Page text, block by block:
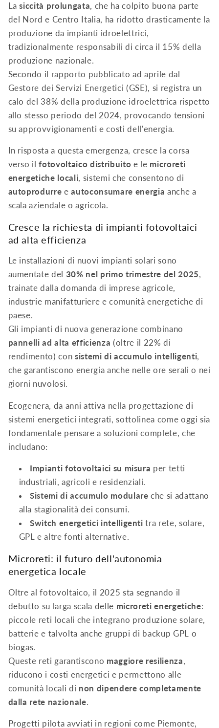
Lasiccità prolungata, che ha colpito buona parte
del Nord e Centro Italia, ha ridotto drasticamente la
produzione da impianti idroelettrici,
tradizionalmente responsabili di circa il 15% della
produzione nazionale.
Secondo il rapporto pubblicato ad aprile dal
Gestore dei Servizi Energetici (GSE), si registra un
calo del 38% della produzione idroelettrica rispetto
allo stesso periodo del 2024, provocando tensioni
su approvvigionamenti e costi dell'energia.
In risposta a questa emergenza, cresce la corsa
verso ilfotovoltaico distribuito e le microreti
energetiche locali, sistemi che consentono di
autoprodurre eautoconsumare energia anche a
scala aziendale o agricola.
Cresce la richiesta di impianti fotovoltaici
ad alta efficienza
Le installazioni di nuovi impianti solari sono
aumentate del 30% nel primo trimestre del 2025,
trainate dalla domanda di imprese agricole,
industrie manifatturiere e comunità energetiche di
paese.
Gli impianti di nuova generazione combinano
pannelli ad alta efficienza (oltre il 22% di
rendimento) consistemi di accumulo intelligenti,
che garantiscono energia anche nelle ore serali o nei
giorni nuvolosi.
Ecogenera, da anni attiva nella progettazione di
sistemi energetici integrati, sottolinea come oggi sia
fondamentale pensare a soluzioni complete, che
includano:
Impianti fotovoltaici su misura per tetti
industriali, agricoli e residenziali.
Sistemi di accumulo modulare che si adattano
alla stagionalità dei consumi.
Switch energetici intelligenti tra rete, solare,
GPL e altre fonti alternative.
Microreti: il futuro dell'autonomia
energetica locale
Oltre al fotovoltaico, il 2025 sta segnando il
debutto su larga scala delle microreti energetiche:
piccole reti locali che integrano produzione solare,
batterie e talvolta anche gruppi di backup GPL o
biogas.
Queste reti garantiscono maggiore resilienza,
riducono i costi energetici e permettono alle
comunità locali di non dipendere completamente
dalla rete nazionale.
Progetti pilota avviati in regioni come Piemonte,